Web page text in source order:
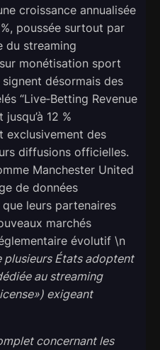
croissance annualisée
poussée surtout par
du streaming
monétisation sport
désormais des
“Live‑Betting Revenue
12 %
exclusivement des
diffusions officielles.
Manchester United
de données
leurs partenaires
marchés
évolutif \n
plusieurs États adoptent
au streaming
exigeant
concernant les